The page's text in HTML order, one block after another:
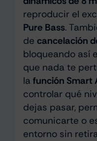
reproducir el
Pure Bass.
de cancelación
bloqueando así
que nada te
la función Smart
controlar qué
dejas pasar,
comunicarte o
entorno sin